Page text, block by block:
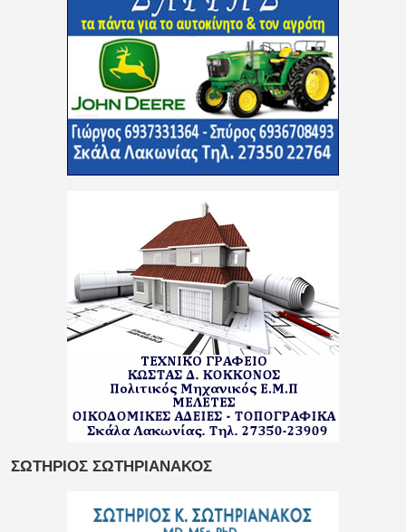
ΣΩΤΗΡΙΟΣ ΣΩΤΗΡΙΑΝΑΚΟΣ